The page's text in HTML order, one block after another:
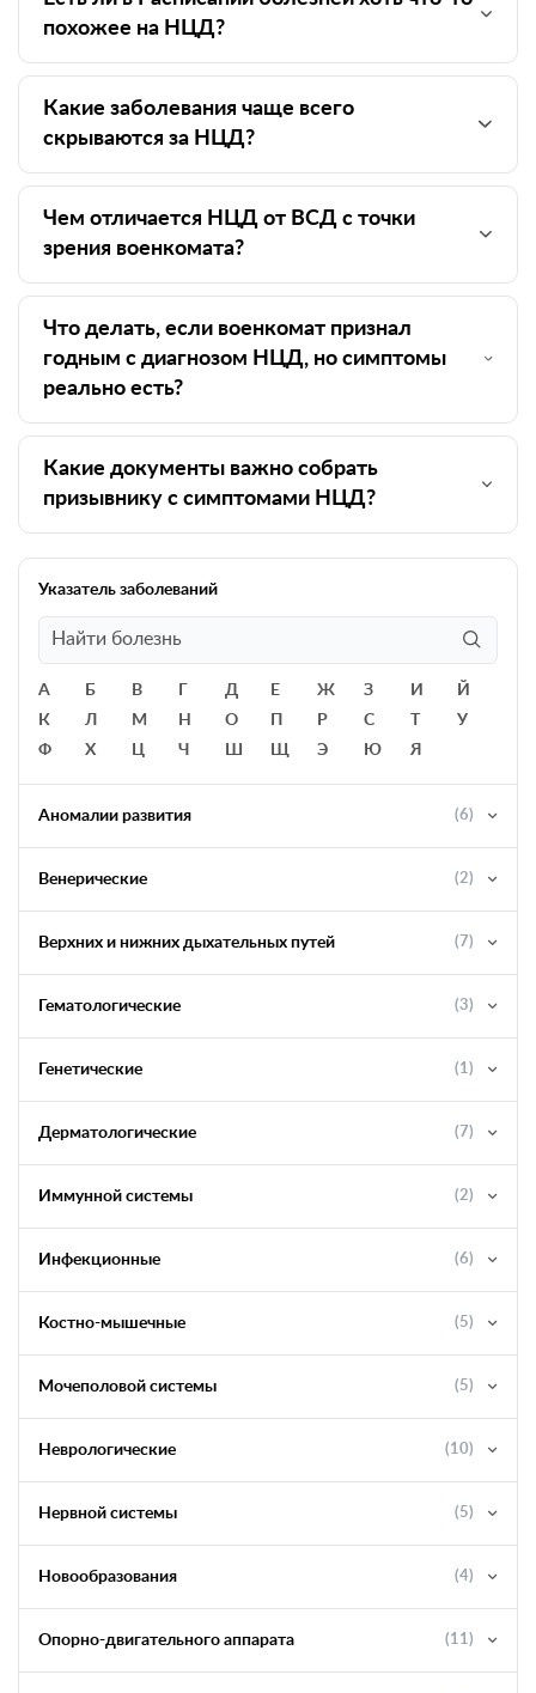
похожее на НЦД?
Какие заболевания чаще всего
скрываются за НЦД?
Чем отличается НЦД от ВСД с точки
зрения военкомата?
Что делать, если военкомат признал
годным с диагнозом НЦД, но симптомы
реально есть?
Какие документы важно собрать
призывнику с симптомами НЦД?
Указатель заболеваний
А Б В Г Д Е Ж З И
Й
К
Л М Н О П Р С Т
У
Ф
Х Ч Э Ю Я
Аномалии развития (6)
Венерические (2)
Верхних и нижних дыхательных путей (7)
Гематологические (3)
Генетические (1)
Дерматологические (7)
Иммунной системы (2)
Инфекционные (6)
Костно-мышечные (5)
Мочеполовой системы (5)
Неврологические (10)
Нервной системы (5)
Новообразования (4)
Опорно-двигательного аппарата (11)